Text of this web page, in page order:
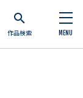
作品検索 MENU